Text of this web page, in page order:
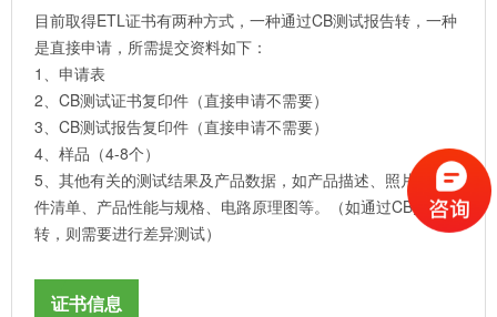
目前取得ETL证书有两种方式，一种通过CB测试报告转，一种
是直接申请，所需提交资料如下：
1、申请表
2、CB测试证书复印件（直接申请不需要）
3、CB测试报告复印件（直接申请不需要）
4、样品（4-8个）
5、其他有关的测试结果及产品数据，如产品描述、照片、元器
件清单、产品性能与规格、电路原理图等。（如通过CB报告
转，则需要进行差异测试）
证书信息